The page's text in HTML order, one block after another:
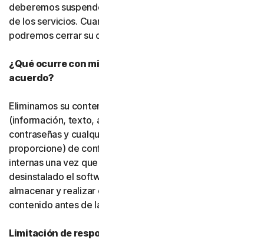
deberemos suspender o finalizar su uso del software o
de los servicios. Cuando finalicemos dicho uso, también
podremos cerrar su cuenta.
¿Qué ocurre con mis datos una vez que finaliza este
acuerdo?
Eliminamos su contenido almacenado o respaldado
(información, texto, archivos, vínculos, imágenes,
contraseñas y cualquier otro material que nos
proporcione) de conformidad con nuestras políticas
internas una vez que usted haya eliminado o
desinstalado el software. Usted es responsable de
almacenar y realizar copias de seguridad de su
contenido antes de la terminación.
Limitación de responsabilidad